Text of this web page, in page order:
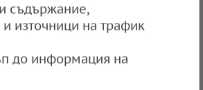
напитки (от 24 на сто под
личните транспортни
над нивото в Дания) и
на сто над равнището във
съдържание,
източници на трафик
до информация на